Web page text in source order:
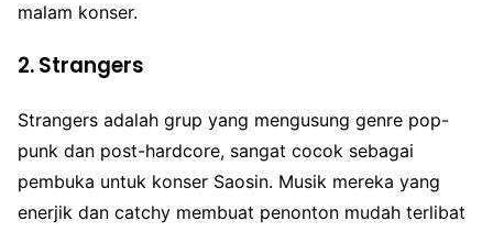
malam konser.
2.Strangers
Strangers adalah grup yang mengusung genre pop-
punk dan post-hardcore, sangat cocok sebagai
pembuka untuk konser Saosin. Musik mereka yang
enerjik dan catchy membuat penonton mudah terlibat